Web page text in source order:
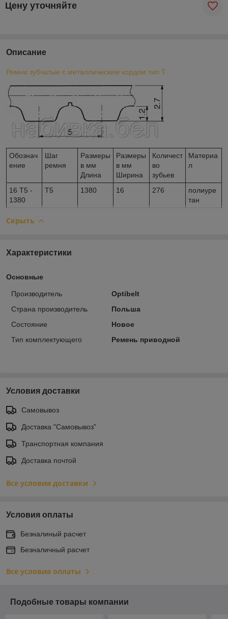
Цену уточняйте
Описание
Ремни зубчатые с металлическим кордом тип Т
Обознач
ение
Шаг
ремня
Размеры
в мм
Длина
Размеры
в мм
Ширина
Количест
во
зубьев
Материа
л
16 Т5 -
1380
T5 1380 16 276
полиуре
тан
Скрыть
Характеристики
Основные
Производитель
Optibelt
Страна производитель
Польша
Состояние
Новое
Тип комплектующего
Ремень приводной
Условия доставки
Самовывоз
Доставка "Самовывоз"
Транспортная компания
Доставка почтой
Все условия доставки
Условия оплаты
Безналиный расчет
Безналичный расчет
Все условия оплаты
Подобные товары компании